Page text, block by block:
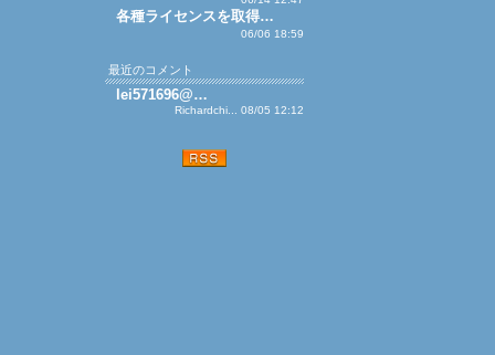
各種ライセンスを取得…
06/06 18:59
最近のコメント
lei571696@…
Richardchi... 08/05 12:12